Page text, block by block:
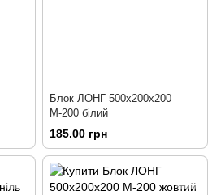
Блок ЛОНГ 500х200х200
М-200 білий
185.00 грн